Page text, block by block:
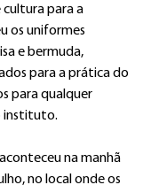
cultura para a
os uniformes
e bermuda,
para a prática do
para qualquer
instituto.
na manhã
no local onde os